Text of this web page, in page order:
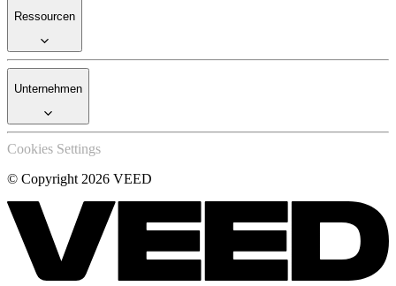
Ressourcen
Unternehmen
Cookies Settings
© Copyright 2026 VEED